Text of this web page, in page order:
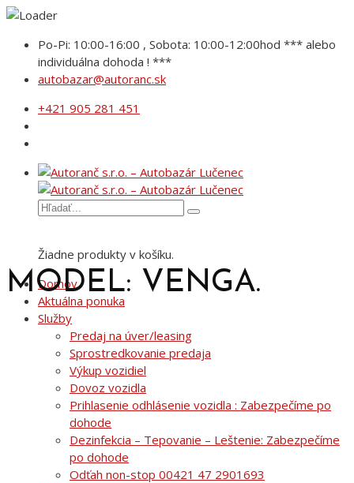
Po-Pi: 10:00-16:00 , Sobota: 10:00-12:00hod *** alebo
individuálna dohoda ! ***
autobazar@autoranc.sk
+421 905 281 451
Žiadne produkty v košíku.
Domov
Aktuálna ponuka
Služby
Predaj na úver/leasing
Sprostredkovanie predaja
Výkup vozidiel
Dovoz vozidla
Prihlasenie odhlásenie vozidla : Zabezpečíme po
dohode
Dezinfekcia – Tepovanie – Leštenie: Zabezpečíme
po dohode
Odťah non-stop 00421 47 2901693
MODEL: VENGA.